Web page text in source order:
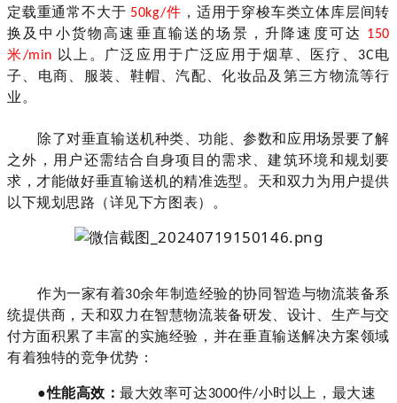
定载重通常不大于 50kg/件 ，适用于穿梭车类立体库层间转
换及中小货物高速垂直输送的场景 ，升降速度可达 150
米/min 以上。 广泛应用于 广泛应用于烟草、医疗、 3C电
子、电商、服装
鞋帽、汽配、化妆品及第三方物流等行
业。
除了对垂直输送机种类、功能、参数和应用场景要了解
之外，用户还需结合自身项目的需求、建筑环境和规划要
求，才能做好垂直输送机的精准选型。天和双力为用户提供
以下规划思路（详见下方图表）。
作为一家有着30余年制造经验的协同智造与物流装备系
统提供商，天和双力在智慧物流装备研发、设计、生产与交
付方面积累了丰富的实施经验，并在垂直输送解决方案领域
有着独特的竞争优势：
●性能高效：最大效率可达3000件/小时以上，最大速